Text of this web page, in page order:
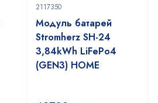
2117350
Модуль батарей
Stromherz SH-24
3,84kWh LiFePo4
(GEN3) HOME